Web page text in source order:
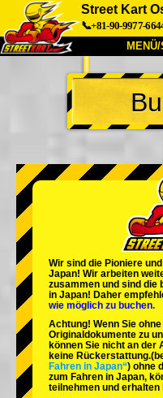
Street Kart
📞+81-90-9977-
Über uns
Unternehmen
Tokio Shinagawa
Tokio Akihabara#2
Tokio Shibuya Annex
Tokio Asakusa
Okinawa
Wir sind die Pioniere
Japan! Wir arbeiten
zusammen und sind die
in Japan! Daher
wie möglich zu buchen.
Achtung! Wenn Sie
Originaldokumente zu
können Sie nicht an der
keine Rückerstattung.
Fahren in Japan“) ohne
zum Fahren in Japan,
teilnehmen und